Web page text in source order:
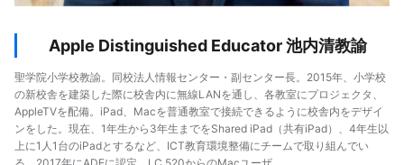
Apple Distinguished Educator 池内清教諭
聖学院小学校教諭。同校法人情報センター・副センター長。2015年、小学校
の新校舎を建築した際に校舎内に無線LANを通し、各教室にプロジェクタ、
AppleTVを配備。iPad、Macを普通教室で接続できるように校舎内をデザイ
ンをした。現在、1年生から3年生までをShared iPad（共有iPad）、4年生以
上に1人1台のiPadとするなど、ICT教育環境整備にチームで取り組んでい